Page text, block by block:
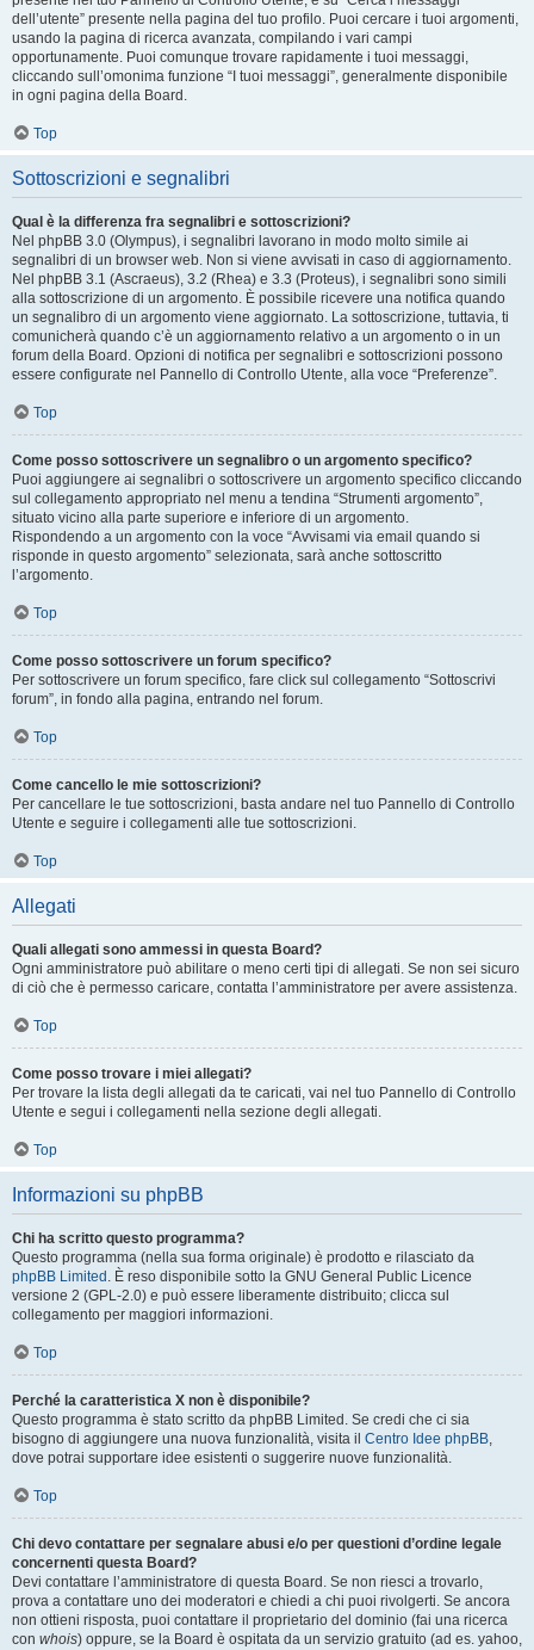
dell’utente” presente nella pagina del tuo profilo. Puoi cercare i tuoi argomenti,
usando la pagina di ricerca avanzata, compilando i vari campi
opportunamente. Puoi comunque trovare rapidamente i tuoi messaggi,
cliccando sull’omonima funzione “I tuoi messaggi”, generalmente disponibile
in ogni pagina della Board.
Top
Sottoscrizioni e segnalibri
Qual è la differenza fra segnalibri e sottoscrizioni?
Nel phpBB 3.0 (Olympus), i segnalibri lavorano in modo molto simile ai
segnalibri di un browser web. Non si viene avvisati in caso di aggiornamento.
Nel phpBB 3.1 (Ascraeus), 3.2 (Rhea) e 3.3 (Proteus), i segnalibri sono simili
alla sottoscrizione di un argomento. È possibile ricevere una notifica quando
un segnalibro di un argomento viene aggiornato. La sottoscrizione, tuttavia, ti
comunicherà quando c’è un aggiornamento relativo a un argomento o in un
forum della Board. Opzioni di notifica per segnalibri e sottoscrizioni possono
essere configurate nel Pannello di Controllo Utente, alla voce “Preferenze”.
Top
Come posso sottoscrivere un segnalibro o un argomento specifico?
Puoi aggiungere ai segnalibri o sottoscrivere un argomento specifico cliccando
sul collegamento appropriato nel menu a tendina “Strumenti argomento”,
situato vicino alla parte superiore e inferiore di un argomento.
Rispondendo a un argomento con la voce “Avvisami via email quando si
risponde in questo argomento” selezionata, sarà anche sottoscritto
l’argomento.
Top
Come posso sottoscrivere un forum specifico?
Per sottoscrivere un forum specifico, fare click sul collegamento “Sottoscrivi
forum”, in fondo alla pagina, entrando nel forum.
Top
Come cancello le mie sottoscrizioni?
Per cancellare le tue sottoscrizioni, basta andare nel tuo Pannello di Controllo
Utente e seguire i collegamenti alle tue sottoscrizioni.
Top
Allegati
Quali allegati sono ammessi in questa Board?
Ogni amministratore può abilitare o meno certi tipi di allegati. Se non sei sicuro
di ciò che è permesso caricare, contatta l’amministratore per avere assistenza.
Top
Come posso trovare i miei allegati?
Per trovare la lista degli allegati da te caricati, vai nel tuo Pannello di Controllo
Utente e segui i collegamenti nella sezione degli allegati.
Top
Informazioni su phpBB
Chi ha scritto questo programma?
Questo programma (nella sua forma originale) è prodotto e rilasciato da
phpBB Limited . È reso disponibile sotto la GNU General Public Licence
versione 2 (GPL-2.0) e può essere liberamente distribuito; clicca sul
collegamento per maggiori informazioni.
Top
Perché la caratteristica X non è disponibile?
Questo programma è stato scritto da phpBB Limited. Se credi che ci sia
bisogno di aggiungere una nuova funzionalità, visita il Centro Idee phpBB,
dove potrai supportare idee esistenti o suggerire nuove funzionalità.
Top
Chi devo contattare per segnalare abusi e/o per questioni d’ordine legale
concernenti questa Board?
Devi contattare l’amministratore di questa Board. Se non riesci a trovarlo,
prova a contattare uno dei moderatori e chiedi a chi puoi rivolgerti. Se ancora
non ottieni risposta, puoi contattare il proprietario del dominio (fai una ricerca
con whois) oppure, se la Board è ospitata da un servizio gratuito (ad es. yahoo,